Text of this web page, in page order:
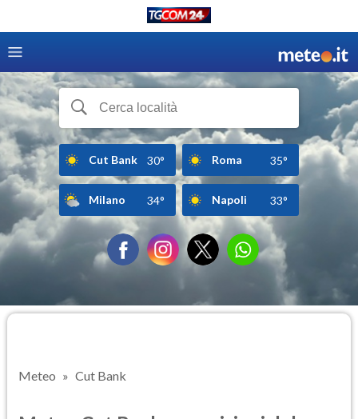
Cut Bank 30° Roma 35°
Milano 34° Napoli 33°
Meteo Cut Bank